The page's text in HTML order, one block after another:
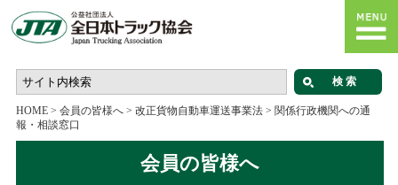
HOME> 会員の皆様へ> 改正貨物自動車運送事業法> 関係行政機関への通
報・相談窓口
会員の皆様へ